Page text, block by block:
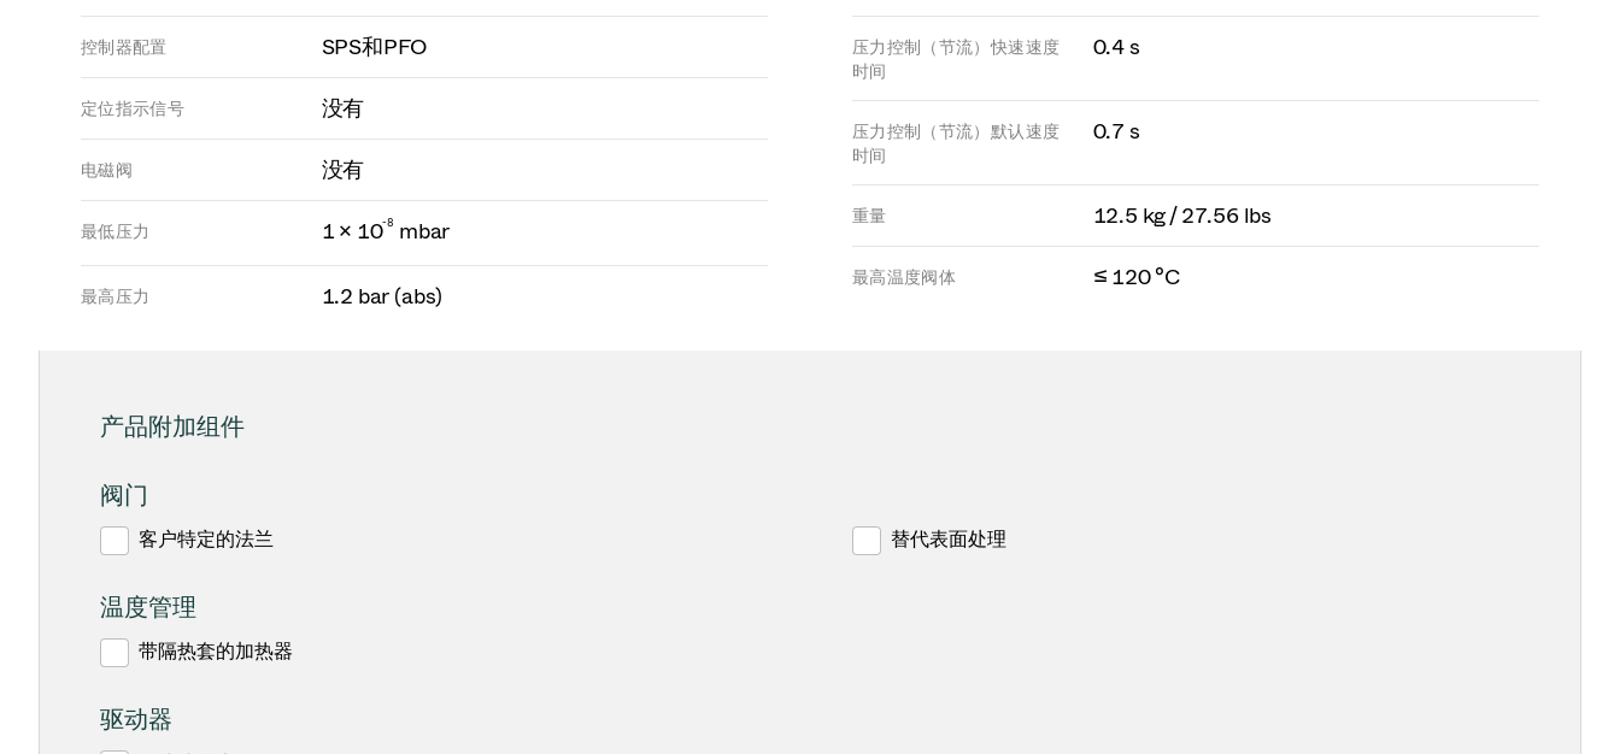
控制器配置 SPS和PFO
定位指示信号 没有
电磁阀 没有
最低压力 1 × 10-8 mbar
最高压力 1.2 bar (abs)
压力控制（节流）快速速度
时间
0.4 s
压力控制（节流）默认速度
时间
0.7 s
重量 12.5 kg / 27.56 lbs
最高温度阀体 ≤ 120 °C
产品附加组件
阀门
客户特定的法兰 替代表面处理
温度管理
带隔热套的加热器
驱动器